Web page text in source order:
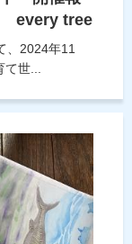
every tree
、2024年11
世...